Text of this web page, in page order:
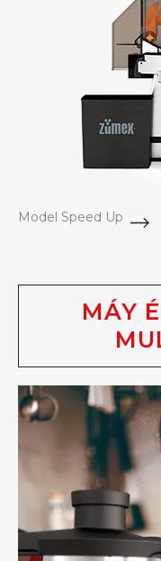
Model Speed Up
MÁY